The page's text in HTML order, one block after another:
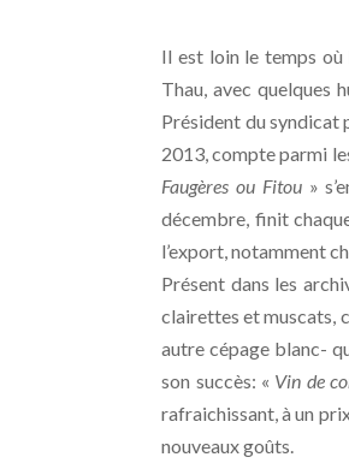
Il est loin le temps où
Thau, avec quelques
Président du syndicat
2013, compte parmi
Faugères ou Fitou»
décembre, finit
l’export, notamment
Présent dans les
clairettes et muscats,
autre cépage blanc-
son succès: « Vin de
rafraichissant, à un
nouveaux goûts.